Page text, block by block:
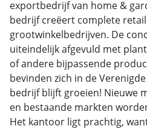
exportbedrijf van home &
bedrijf creëert complete
grootwinkelbedrijven. De
uiteindelijk afgevuld met
of andere bijpassende
bevinden zich in de
bedrijf blijft groeien! Nieuwe
en bestaande markten
Het kantoor ligt prachtig,